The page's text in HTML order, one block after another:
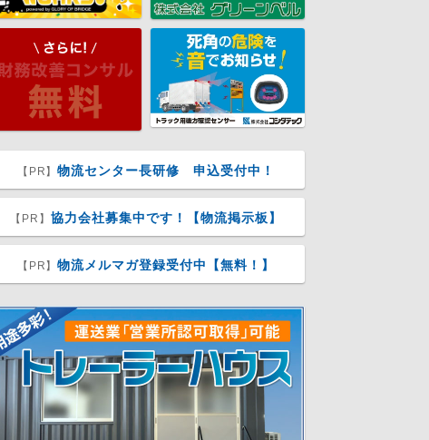
【PR】物流センター長研修 申込受付中！
【PR】 協力会社募集中です！【物流掲示板】
【PR】物流メルマガ登録受付中【無料！】